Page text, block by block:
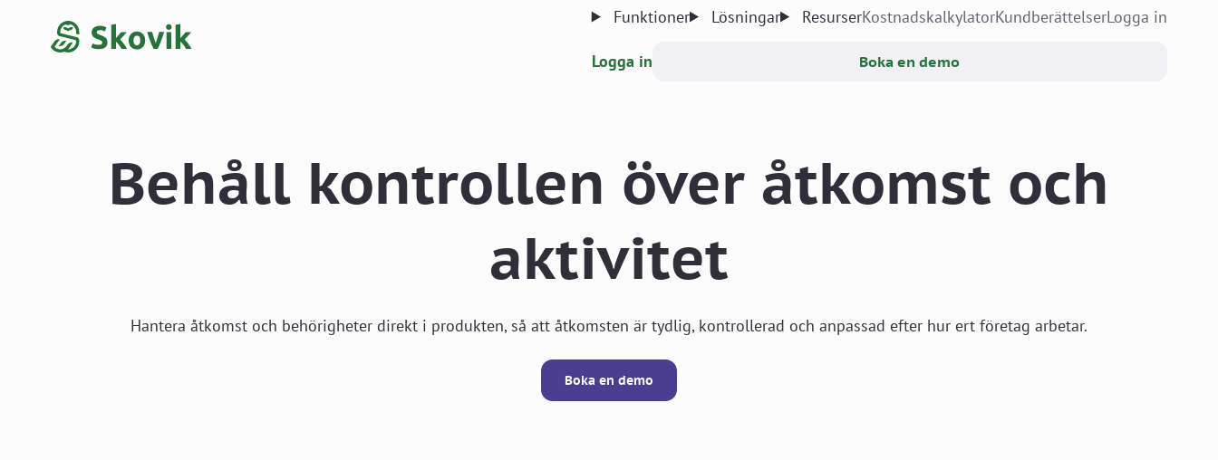
Funktioner Lösningar ResurserKostnadskalkylatorKundberättelserLogga in
Logga in Boka en demo
Behåll kontrollen över åtkomst och
aktivitet
Hantera åtkomst och behörigheter direkt i produkten, så att åtkomsten är tydlig, kontrollerad och anpassad efter hur ert företag arbetar.
Boka en demo